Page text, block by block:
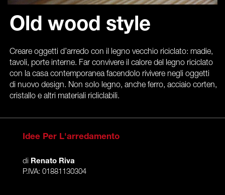
Old wood style
Creare oggetti d’arredo con il legno vecchio riciclato: madie,
tavoli, porte interne. Far convivere il calore del legno riciclato
con la casa contemporanea facendolo rivivere negli oggetti
di nuovo design. Non solo legno, anche ferro, acciaio corten,
cristallo e altri materiali ricliclabili.
Idee Per L'arredamento
di Renato Riva
P.IVA: 01881130304